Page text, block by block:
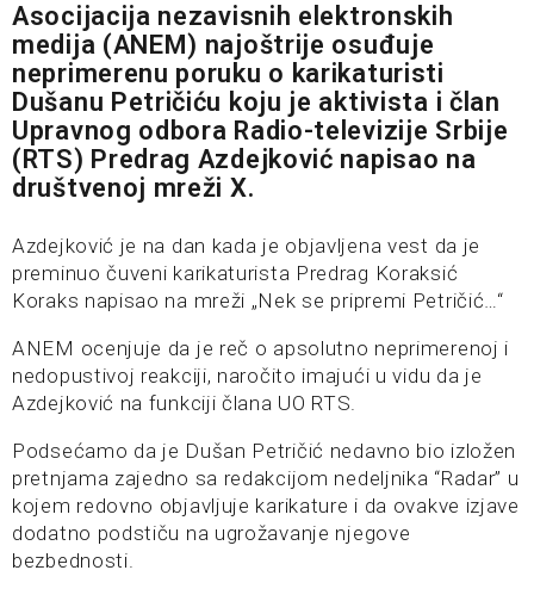
Asocijacija nezavisnih elektronskih
medija (ANEM) najoštrije osuđuje
neprimerenu poruku o karikaturisti
Dušanu Petričiću koju je aktivista i član
Upravnog odbora Radio-televizije Srbije
(RTS) Predrag Azdejković napisao na
društvenoj mreži X.
Azdejković je na dan kada je objavljena vest da je
preminuo čuveni karikaturista Predrag Koraksić
Koraks napisao na mreži „Nek se pripremi Petričić…“
ANEM ocenjuje da je reč o apsolutno neprimerenoj i
nedopustivoj reakciji, naročito imajući u vidu da je
Azdejković na funkciji člana UO RTS.
Podsećamo da je Dušan Petričić nedavno bio izložen
pretnjama zajedno sa redakcijom nedeljnika “Radar” u
kojem redovno objavljuje karikature i da ovakve izjave
dodatno podstiču na ugrožavanje njegove
bezbednosti.